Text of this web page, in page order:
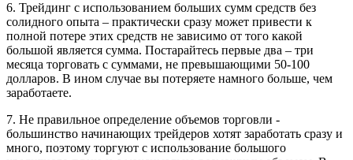
6. Трейдинг с использованием больших сумм средств без
солидного опыта – практически сразу может привести к
полной потере этих средств не зависимо от того какой
большой является сумма. Постарайтесь первые два – три
месяца торговать с суммами, не превышающими 50-100
долларов. В ином случае вы потеряете намного больше, чем
заработаете.
7. Не правильное определение объемов торговли -
большинство начинающих трейдеров хотят заработать сразу и
много, поэтому торгуют с использование большого